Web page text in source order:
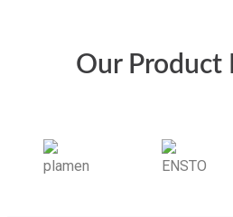
Our Product